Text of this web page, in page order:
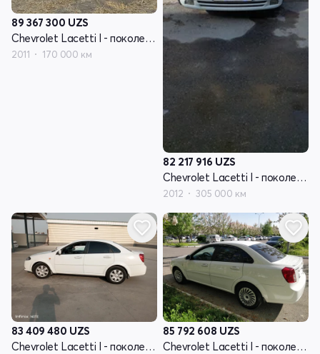
89 367 300 UZS
Chevrolet Lacetti I - поколение
2011 170 000 км
82 217 916 UZS
Chevrolet Lacetti I - поколение
2012 305 000 км
83 409 480 UZS
Chevrolet Lacetti I - поколение
85 792 608 UZS
Chevrolet Lacetti I - поколение